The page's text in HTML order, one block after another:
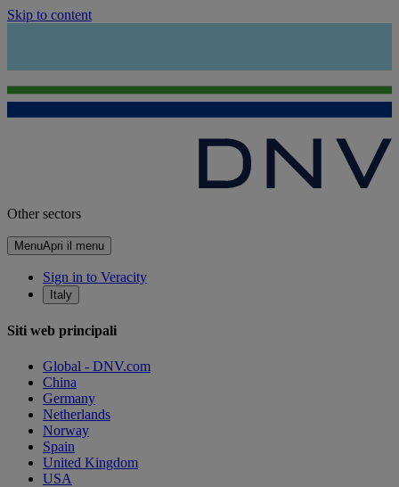
Skip to content
Other sectors
MenuApri il menu
Sign in to Veracity
Italy
Siti web principali
Global - DNV.com
China
Germany
Netherlands
Norway
Spain
United Kingdom
USA